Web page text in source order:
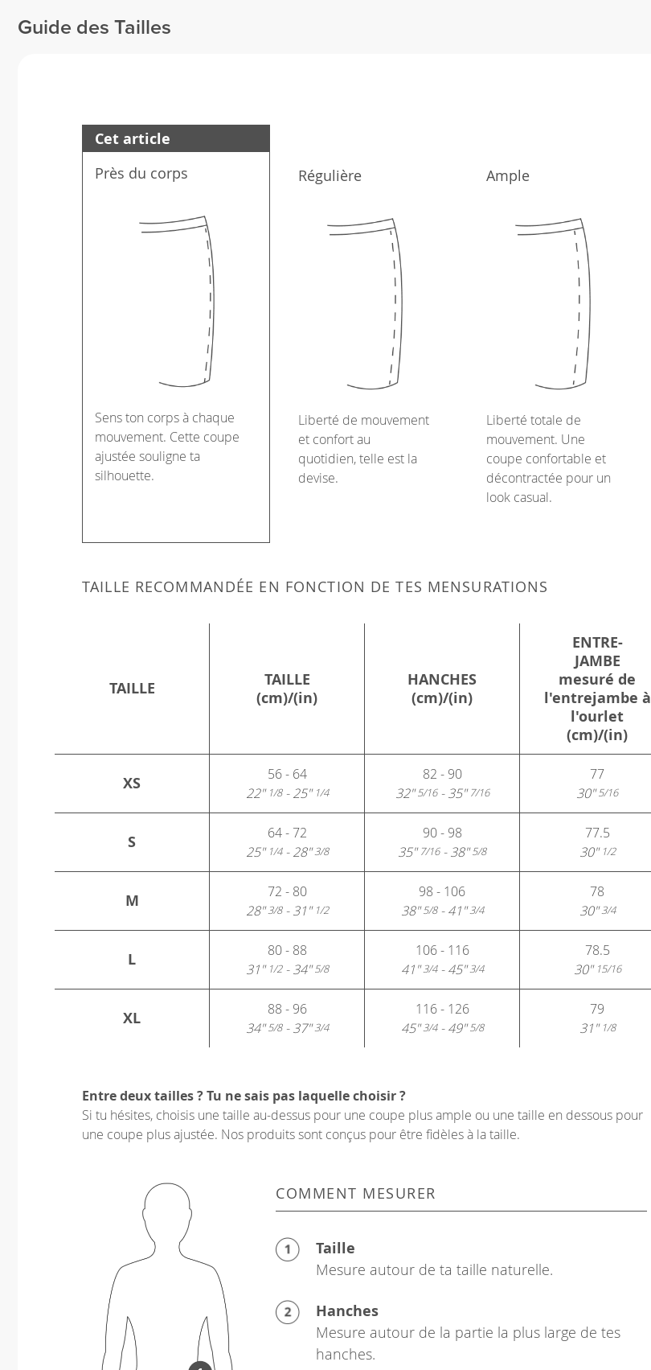
Guide des Tailles
Cet article
Près du corps
Sens ton corps à chaque
mouvement. Cette coupe
ajustée souligne ta
silhouette.
Régulière
Liberté de mouvement
et confort au
quotidien, telle est la
devise.
Ample
Liberté totale de
mouvement. Une
coupe confortable et
décontractée pour un
look casual.
TAILLE RECOMMANDÉE EN FONCTION DE TES MENSURATIONS
TAILLE
TAILLE
(cm)/(in)
HANCHES
(cm)/(in)
ENTRE-
JAMBE
mesuré de
l'entrejambe à
l'ourlet
(cm)/(in)
XS
56 - 64
22"1/8- 25"1/4
82 - 90
32"5/16- 35"7/16
77
30"5/16
S
64 - 72
25"1/4- 28"3/8
90 - 98
35"7/16- 38"5/8
77.5
30"1/2
M
72 - 80
28"3/8- 31"1/2
98 - 106
38"5/8- 41"3/4
78
30"3/4
L
80 - 88
31"1/2- 34"5/8
106 - 116
41"3/4- 45"3/4
78.5
30"15/16
XL
88 - 96
34"5/8- 37"3/4
116 - 126
45"3/4- 49"5/8
79
31"1/8
Entre deux tailles ? Tu ne sais pas laquelle choisir ?
Si tu hésites, choisis une taille au-dessus pour une coupe plus ample ou une taille en dessous pour
une coupe plus ajustée. Nos produits sont conçus pour être fidèles à la taille.
COMMENT MESURER
Taille
Mesure autour de ta taille naturelle.
Hanches
Mesure autour de la partie la plus large de tes
hanches.